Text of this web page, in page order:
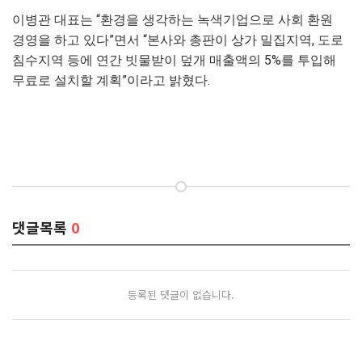
이병관 대표는 “환경을 생각하는 녹색기업으로 사회 환원
경영을 하고 있다”면서 “본사와 총판이 상가 밀집지역, 도로
침수지역 등에 연간 빗물받이 덮개 매출액의 5%를 투입해
무료로 설치할 계획”이라고 밝혔다.
댓글목록 0
등록된 댓글이 없습니다.